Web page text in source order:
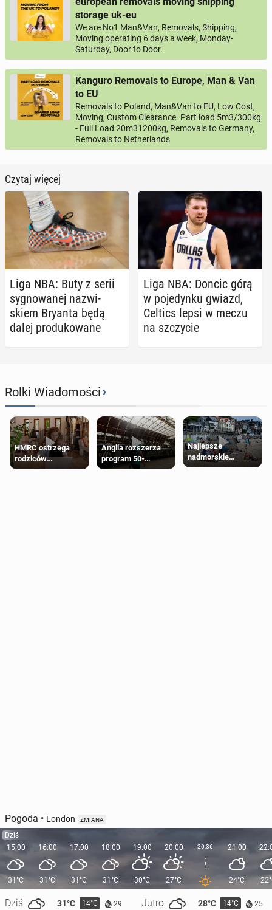
storage uk-eu
We are No1 Man&Van, Removals, Shipping,
Moving operating 6 days a week, Monday-
Saturday, Door to Door.
Kanguro Removals to Europe, Man & Van
to EU
Removals to Poland, Man&Van to EU, Low Cost,
Moving, Custom Clearance. Part load 5m3/300kg
- Full Load 20m31200kg, Removals to Germany,
Removals to Netherlands
Czytaj więcej
Liga NBA: Buty z serii
sy­gno­wa­nej na­zwi­
skiem Bryanta będą
dalej pro­du­ko­wa­ne
Liga NBA: Doncic górą
w po­je­dyn­ku gwiazd,
Celtics lepsi w meczu
na szczy­cie
Rolki Wiadomości›
HMRC ostrzega
rodziców
pobierających Child
Anglia rozszerza
program 50-
procentowych
Najlepsze
nadmorskie
miasteczko blisko
Pogoda • London ZMIANA
Dziś
15:00
31°C
Dziś 31°C 14°C 29 Jutro 28°C 14°C 25
16:00
31°C
17:00
31°C
18:00
31°C
19:00
30°C
20:00
27°C
20:36 21:00
24°C